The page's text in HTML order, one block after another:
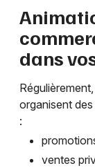
dans
organisent
:
ventes